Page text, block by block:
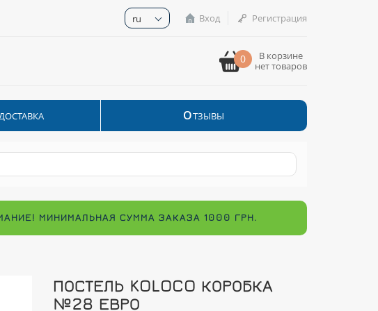
ru Вход Регистрация
0
В корзине
нет товаров
ОТЗЫВЫ
МИНИМАЛЬНАЯ СУММА ЗАКАЗА 1000 ГРН.
ПОСТЕЛЬ KOLOCO КОРОБКА
№28 ЕВРО